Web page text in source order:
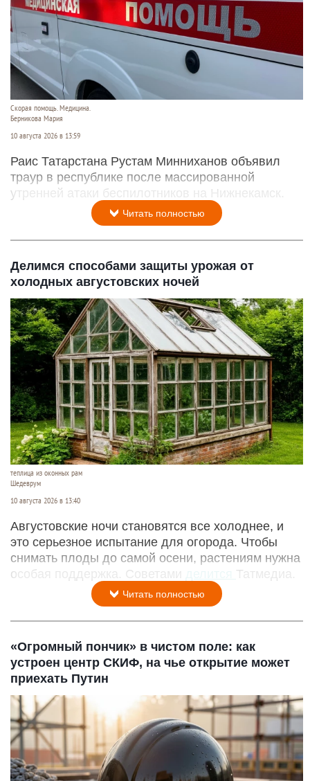
Скорая помощь. Медицина.
Берникова Мария
10 августа 2026 в 13:59
Раис Татарстана Рустам Минниханов объявил
траур в республике после массированной
утренней атаки беспилотников на Нижнекамск.
Читать полностью
Делимся способами защиты урожая от
холодных августовских ночей
теплица из оконных рам
Шедеврум
10 августа 2026 в 13:40
Августовские ночи становятся все холоднее, и
это серьезное испытание для огорода. Чтобы
снимать плоды до самой осени, растениям нужна
особая поддержка. Советами
Татмедиа.
Читать полностью
«Огромный пончик» в чистом поле: как
устроен центр СКИФ, на чье открытие может
приехать Путин